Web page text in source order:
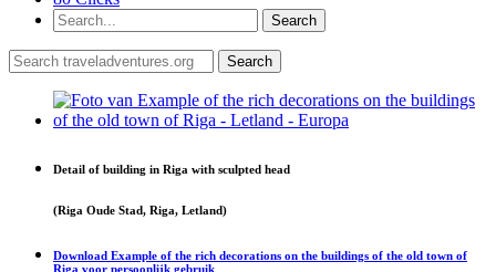
Detail of building in Riga with sculpted head
(Riga Oude Stad, Riga, Letland)
Download Example of the rich decorations on the buildings of the old town of
Riga voor persoonlijk gebruik